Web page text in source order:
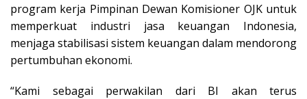
program kerja Pimpinan Dewan Komisioner OJK untuk
memperkuat industri jasa keuangan Indonesia,
menjaga stabilisasi sistem keuangan dalam mendorong
pertumbuhan ekonomi.
“Kami sebagai perwakilan dari BI akan terus